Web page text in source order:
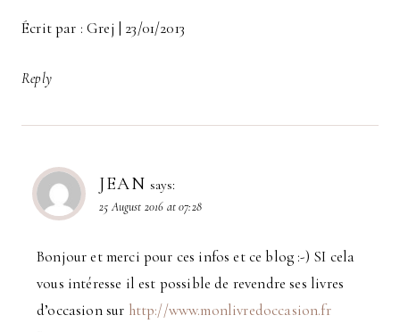
Écrit par : Grej | 23/01/2013
Reply
JEAN says:
25 August 2016 at 07:28
Bonjour et merci pour ces infos et ce blog :-) SI cela
vous intéresse il est possible de revendre ses livres
d’occasion sur http://www.monlivredoccasion.fr